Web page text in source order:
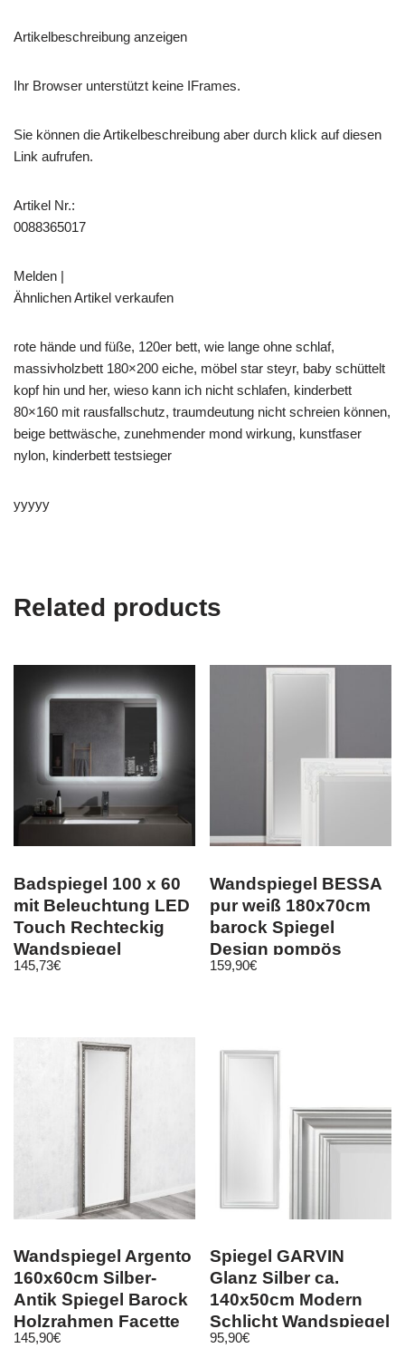
Artikelbeschreibung anzeigen
Ihr Browser unterstützt keine IFrames.
Sie können die Artikelbeschreibung aber durch klick auf diesen
Link aufrufen.
Artikel Nr.:
0088365017
Melden |
Ähnlichen Artikel verkaufen
rote hände und füße, 120er bett, wie lange ohne schlaf,
massivholzbett 180×200 eiche, möbel star steyr, baby schüttelt
kopf hin und her, wieso kann ich nicht schlafen, kinderbett
80×160 mit rausfallschutz, traumdeutung nicht schreien können,
beige bettwäsche, zunehmender mond wirkung, kunstfaser
nylon, kinderbett testsieger
yyyyy
Related products
Badspiegel 100 x 60
mit Beleuchtung LED
Touch Rechteckig
Wandspiegel
Kaltweiß
145,73€
Wandspiegel BESSA
pur weiß 180x70cm
barock Spiegel
Design pompös
Holzrahmen
159,90€
Wandspiegel Argento
160x60cm Silber-
Antik Spiegel Barock
Holzrahmen Facette
145,90€
Spiegel GARVIN
Glanz Silber ca.
140x50cm Modern
Schlicht Wandspiegel
Facette
95,90€